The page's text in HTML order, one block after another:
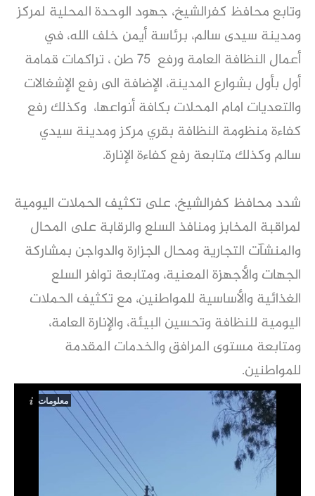
وتابع محافظ كفرالشيخ، جهود الوحدة المحلية لمركز
ومدينة سيدى سالم، برئاسة أيمن خلف الله، في
أعمال النظافة العامة ورفع ٧٥ طن ، تراكمات قمامة
أول بأول بشوارع المدينة، الإضافة الى رفع الإشغالات
والتعديات امام المحلات بكافة أنواعها، وكذلك رفع
كفاءة منظومة النظافة بقري مركز ومدينة سيدي
سالم وكذلك متابعة رفع كفاءة الإنارة.
شدد محافظ كفرالشيخ، على تكثيف الحملات اليومية
لمراقبة المخابز ومنافذ السلع والرقابة على المحال
والمنشآت التجارية ومحال الجزارة والدواجن بمشاركة
الجهات والأجهزة المعنية، ومتابعة توافر السلع
الغذائية والأساسية للمواطنين، مع تكثيف الحملات
اليومية للنظافة وتحسين البيئة، والإنارة العامة،
ومتابعة مستوى المرافق والخدمات المقدمة
للمواطنين.
معلومات